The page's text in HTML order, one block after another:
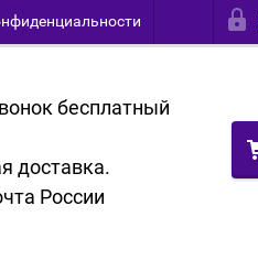
бесплатный
доставка.
России